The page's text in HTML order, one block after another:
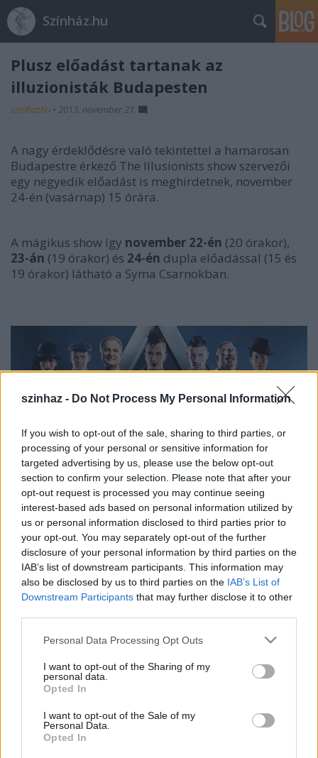
szinhaz - Do Not Process My Personal Information
If you wish to opt-out of the sale, sharing to third parties, or
processing of your personal or sensitive information for
targeted advertising by us, please use the below opt-out
section to confirm your selection. Please note that after your
opt-out request is processed you may continue seeing
interest-based ads based on personal information utilized by
us or personal information disclosed to third parties prior to
your opt-out. You may separately opt-out of the further
disclosure of your personal information by third parties on the
IAB’s list of downstream participants. This information may
also be disclosed by us to third parties on the IAB’s List of
Downstream Participants that may further disclose it to other
Please note that this website/app uses one or more Google
not limited to your visit or usage behaviour. You may click to
grant or deny consent to Google and its third-party tags to
use your data for below specified purposes in below Google
consent section.
Personal Data Processing Opt Outs
I want to opt-out of the Sharing of my
personal data.
Opted In
I want to opt-out of the Sale of my
Personal Data.
Opted In
Színház.hu
Plusz előadást tartanak az
illuzionisták Budapesten
szinhazhu • 2013. november 21.
A nagy érdeklődésre való tekintettel a hamarosan
Budapestre érkező The Illusionists show szervezői
egy negyedik előadást is meghirdetnek, november
24-én (vasárnap) 15 órára.
A mágikus show így november 22-én (20 órakor),
23-án (19 órakor) és 24-én dupla előadással (15 és
19 órakor) látható a Syma Csarnokban.
Két évvel ezelőtt két amerikai producer kitalálta,
hogy egy csapatba gyűjtik a világban turnézó
legtehetségesebb és legsikeresebb mágusokat.
Olaszországból, Angliából, New Yorkból és
Hollywoodból össze is állt a válogatott - volt, akit a
Cirque du Soleil-től, a Disney-től vagy más
hollywoodi, vegasi, illetve angol és amerikai tv show-
kból sikerült elcsábítani - és 2012-ben Las Vegasban
elkészült Az Illuzionisták című showműsor. A
speciális előadásban 7 illuzionista áll a színpadon,
hogy aztán a saját közegében és eszközeivel ejtsen
ámulatba, s tágítsa tovább a varázslatról alkotott
véleményünket.